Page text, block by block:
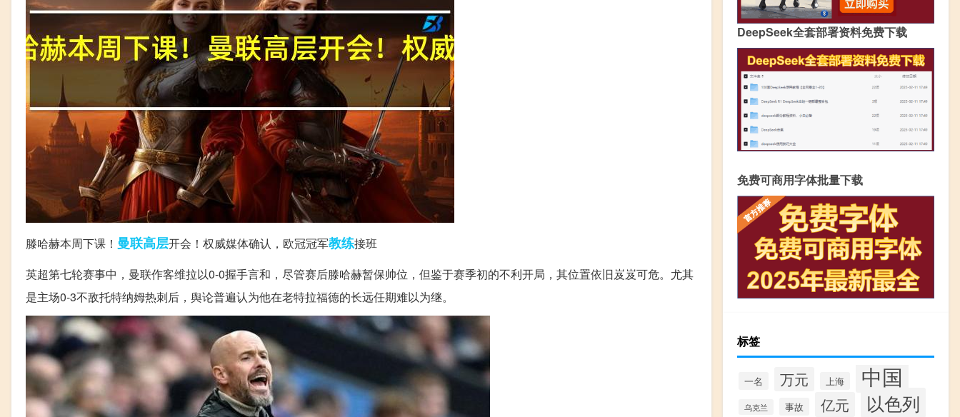
滕哈赫本周下课！ 曼联高层开会！权威媒体确认，欧冠冠军教练接班
英超第七轮赛事中，曼联作客维拉以0-0握手言和，尽管赛后滕哈赫暂保帅位，但鉴于赛季初的不利开局，其位置依旧岌岌可危。尤其
是主场0-3不敌托特纳姆热刺后，舆论普遍认为他在老特拉福德的长远任期难以为继。
DeepSeek全套部署资料免费下载
免费可商用字体批量下载
标签
一名 万元 上海 中国
乌克兰 事故 亿元 以色列